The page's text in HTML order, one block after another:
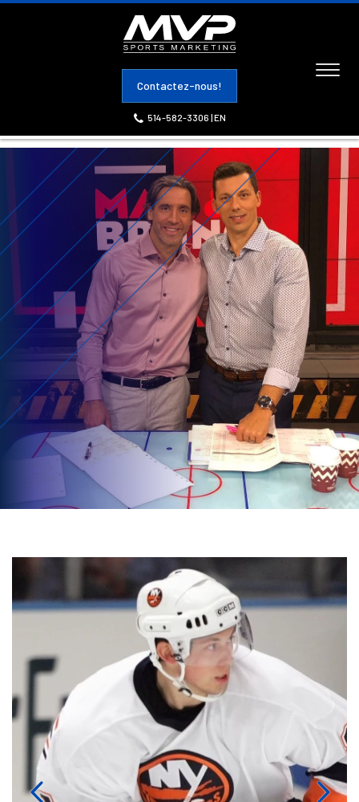
Contactez-nous!
514-582-3306 |EN